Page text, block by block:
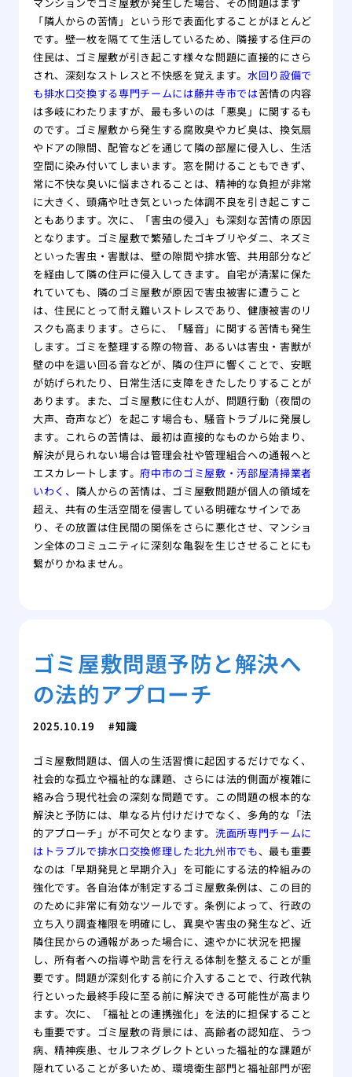
「隣人からの苦情」という形で表面化することがほとんど
です。壁一枚を隔てて生活しているため、隣接する住戸の
住民は、ゴミ屋敷が引き起こす様々な問題に直接的にさら
され、深刻なストレスと不快感を覚えます。水回り設備で
も排水口交換する専門チームには藤井寺市では苦情の内容
は多岐にわたりますが、最も多いのは「悪臭」に関するも
のです。ゴミ屋敷から発生する腐敗臭やカビ臭は、換気扇
やドアの隙間、配管などを通じて隣の部屋に侵入し、生活
空間に染み付いてしまいます。窓を開けることもできず、
常に不快な臭いに悩まされることは、精神的な負担が非常
に大きく、頭痛や吐き気といった体調不良を引き起こすこ
ともあります。次に、「害虫の侵入」も深刻な苦情の原因
となります。ゴミ屋敷で繁殖したゴキブリやダニ、ネズミ
といった害虫・害獣は、壁の隙間や排水管、共用部分など
を経由して隣の住戸に侵入してきます。自宅が清潔に保た
れていても、隣のゴミ屋敷が原因で害虫被害に遭うこと
は、住民にとって耐え難いストレスであり、健康被害のリ
スクも高まります。さらに、「騒音」に関する苦情も発生
します。ゴミを整理する際の物音、あるいは害虫・害獣が
壁の中を這い回る音などが、隣の住戸に響くことで、安眠
が妨げられたり、日常生活に支障をきたしたりすることが
あります。また、ゴミ屋敷に住む人が、問題行動（夜間の
大声、奇声など）を起こす場合も、騒音トラブルに発展し
ます。これらの苦情は、最初は直接的なものから始まり、
解決が見られない場合は管理会社や管理組合への通報へと
エスカレートします。府中市のゴミ屋敷・汚部屋清掃業者
いわく、 隣人からの苦情は、ゴミ屋敷問題が個人の領域を
超え、共有の生活空間を侵害している明確なサインであ
り、その放置は住民間の関係をさらに悪化させ、マンショ
ン全体のコミュニティに深刻な亀裂を生じさせることにも
繋がりかねません。
ゴミ屋敷問題予防と解決へ
の法的アプローチ
2025.10.19 知識
ゴミ屋敷問題は、個人の生活習慣に起因するだけでなく、
社会的な孤立や福祉的な課題、さらには法的側面が複雑に
絡み合う現代社会の深刻な問題です。この問題の根本的な
解決と予防には、単なる片付けだけでなく、多角的な「法
的アプローチ」が不可欠となります。洗面所専門チームに
はトラブルで排水口交換修理した北九州市でも、最も重要
なのは「早期発見と早期介入」を可能にする法的枠組みの
強化です。各自治体が制定するゴミ屋敷条例は、この目的
のために非常に有効なツールです。条例によって、行政の
立ち入り調査権限を明確にし、異臭や害虫の発生など、近
隣住民からの通報があった場合に、速やかに状況を把握
し、所有者への指導や助言を行える体制を整えることが重
要です。問題が深刻化する前に介入することで、行政代執
行といった最終手段に至る前に解決できる可能性が高まり
ます。次に、「福祉との連携強化」を法的に担保すること
も重要です。ゴミ屋敷の背景には、高齢者の認知症、うつ
病、精神疾患、セルフネグレクトといった福祉的な課題が
隠れていることが多いため、環境衛生部門と福祉部門が密